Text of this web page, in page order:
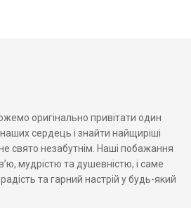
оригінально привітати один
сердець і знайти найщиріші
свято незабутнім. Наші побажання
мудрістю та душевністю, і саме
та гарний настрій у будь-який